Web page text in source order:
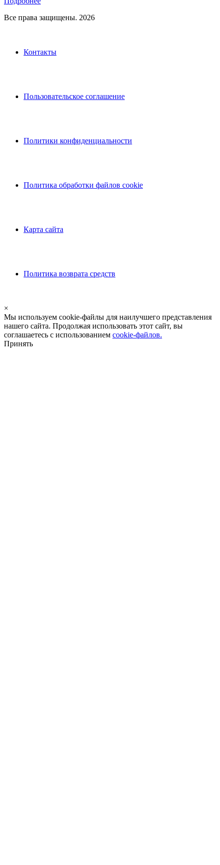
Все права защищены. 2026
Контакты
Пользовательское соглашение
Политики конфиденциальности
Политика обработки файлов cookie
Карта сайта
Политика возврата средств
×
Мы используем cookie-файлы для наилучшего представления
нашего сайта. Продолжая использовать этот сайт, вы
соглашаетесь с использованием cookie-файлов.
Принять